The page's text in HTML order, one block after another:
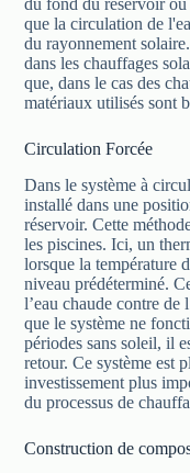
que la circulation de
du rayonnement
dans les chauffages
que, dans le cas des
matériaux utilisés sont
Circulation Forcée
Dans le système à
installé dans une
réservoir. Cette
les piscines. Ici, un
lorsque la température
niveau prédéterminé.
l’eau chaude contre
que le système ne
périodes sans soleil, il
retour. Ce système est
investissement plus
du processus de
Construction de